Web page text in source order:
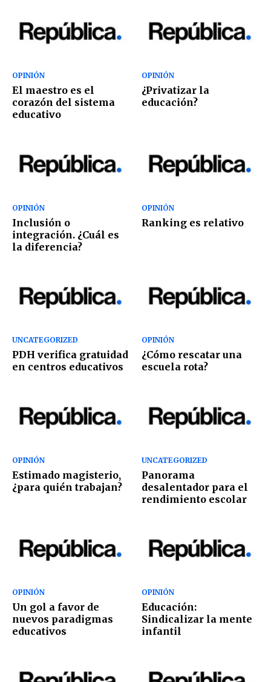
OPINIÓN
El maestro es el
corazón del sistema
educativo
OPINIÓN
¿Privatizar la
educación?
OPINIÓN
Inclusión o
integración. ¿Cuál es
la diferencia?
OPINIÓN
Ranking es relativo
UNCATEGORIZED
PDH verifica gratuidad
en centros educativos
OPINIÓN
¿Cómo rescatar una
escuela rota?
OPINIÓN
Estimado magisterio,
¿para quién trabajan?
UNCATEGORIZED
Panorama
desalentador para el
rendimiento escolar
OPINIÓN
Un gol a favor de
nuevos paradigmas
educativos
OPINIÓN
Educación:
Sindicalizar la mente
infantil